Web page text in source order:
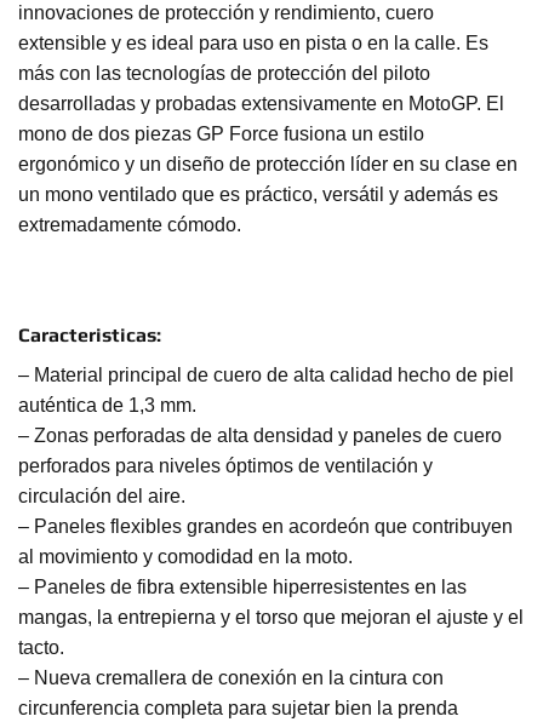
innovaciones de protección y rendimiento, cuero
extensible y es ideal para uso en pista o en la calle. Es
más con las tecnologías de protección del piloto
desarrolladas y probadas extensivamente en MotoGP. El
mono de dos piezas GP Force fusiona un estilo
ergonómico y un diseño de protección líder en su clase en
un mono ventilado que es práctico, versátil y además es
extremadamente cómodo.
Caracteristicas:
– Material principal de cuero de alta calidad hecho de piel
auténtica de 1,3 mm.
– Zonas perforadas de alta densidad y paneles de cuero
perforados para niveles óptimos de ventilación y
circulación del aire.
– Paneles flexibles grandes en acordeón que contribuyen
al movimiento y comodidad en la moto.
– Paneles de fibra extensible hiperresistentes en las
mangas, la entrepierna y el torso que mejoran el ajuste y el
tacto.
– Nueva cremallera de conexión en la cintura con
circunferencia completa para sujetar bien la prenda